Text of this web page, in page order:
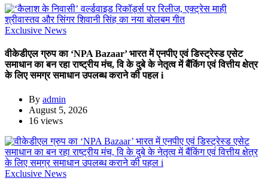
Exclusive News
वीकेडीएल ग्रुप का ‘NPA Bazaar’ भारत में एनपीए एवं डिस्ट्रेस्ड एसेट
समाधान का बन रहा राष्ट्रीय मंच, वि के दुबे के नेतृत्व में बैंकिंग एवं वित्तीय क्षेत्र
के लिए समग्र समाधान उपलब्ध कराने की पहल i
By admin
August 5, 2026
16 views
Exclusive News